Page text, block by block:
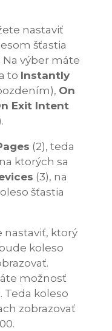
nastaviť
šťastia
Na výber máte
to Instantly
On
Exit Intent
(2), teda
ktorých sa
(3), na
šťastia
ktorý
koleso
možnosť
Teda koleso
zobrazovať